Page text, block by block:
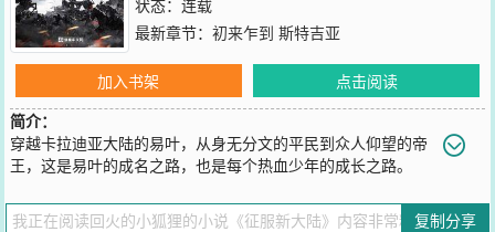
状态：连载
最新章节： 初来乍到 斯特吉亚
加入书架
点击阅读
简介：
穿越卡拉迪亚大陆的易叶，从身无分文的平民到众人仰望的帝
王，这是易叶的成名之路，也是每个热血少年的成长之路。
信里的朋友推荐哦！
复制分享